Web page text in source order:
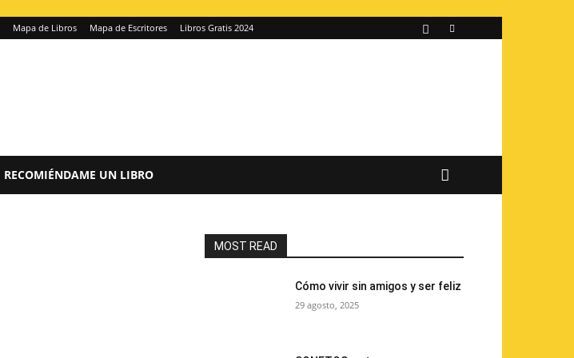
Mapa de Libros Mapa de Escritores Libros Gratis 2024
RECOMIÉNDAME UN LIBRO
MOST READ
Cómo vivir sin amigos y ser feliz
29 agosto, 2025